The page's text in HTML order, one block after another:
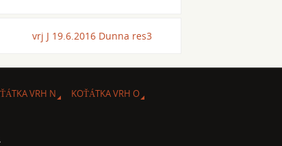
vrj J 19.6.2016 Dunna res3
VRH N
KOŤÁTKA VRH O